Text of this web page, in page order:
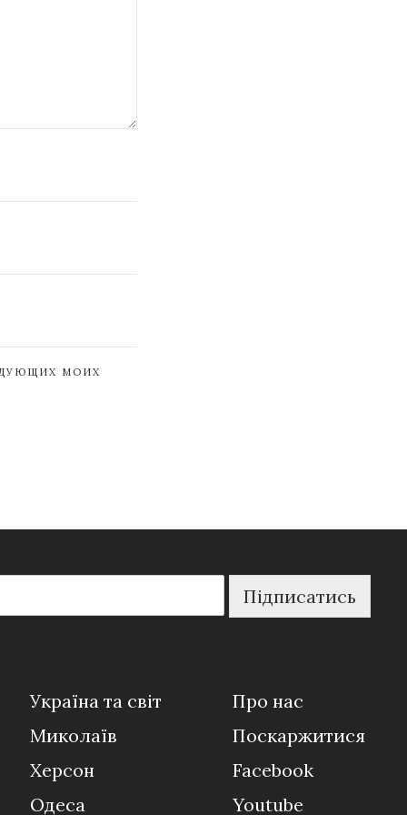
МОИХ
Підписатись
Україна та світ
Миколаїв
Херсон
Одеса
Про нас
Поскаржитися
Facebook
Youtube